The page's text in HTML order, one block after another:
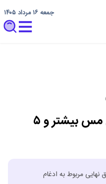
جمعه ۱۶ مرداد ۱۴۰۵
هدف: تولید ۱۲۰ هزار تن مس بیشتر و ۵
نهایی مربوط به ادغام